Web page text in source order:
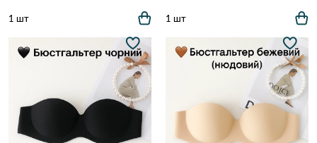
1 шт 1 шт